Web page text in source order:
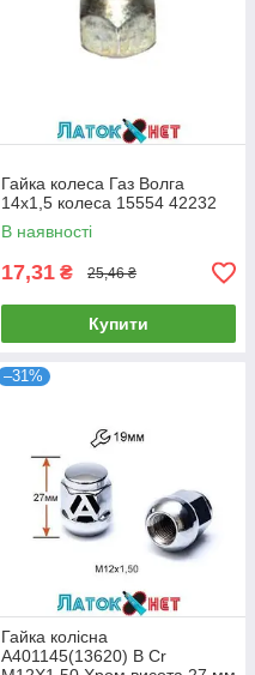
Гайка колеса Газ Волга
14х1,5 колеса 15554 42232
В наявності
17,31 ₴ 25,46 ₴
Купити
–31%
Гайка колісна
A401145(13620) B Cr